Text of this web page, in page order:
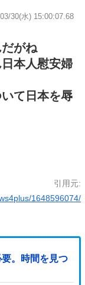
30(水) 15:00:07.68
がね
本人慰安婦
て日本を辱
引用元:
1648596074/
。時間を見つ